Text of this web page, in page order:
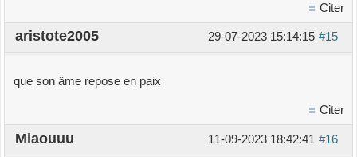
Citer
#15
29-07-2023 15:14:15
aristote2005
que son âme repose en paix
Citer
#16
11-09-2023 18:42:41
Miaouuu